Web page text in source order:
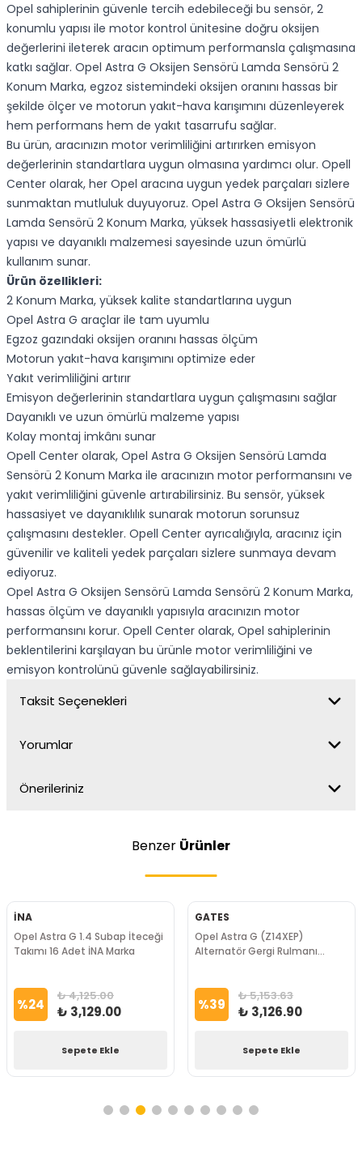
Opel sahiplerinin güvenle tercih edebileceği bu sensör, 2
konumlu yapısı ile motor kontrol ünitesine doğru oksijen
değerlerini ileterek aracın optimum performansla çalışmasına
katkı sağlar. Opel Astra G Oksijen Sensörü Lamda Sensörü 2
Konum Marka, egzoz sistemindeki oksijen oranını hassas bir
şekilde ölçer ve motorun yakıt-hava karışımını düzenleyerek
hem performans hem de yakıt tasarrufu sağlar.
Bu ürün, aracınızın motor verimliliğini artırırken emisyon
değerlerinin standartlara uygun olmasına yardımcı olur. Opell
Center olarak, her Opel aracına uygun yedek parçaları sizlere
sunmaktan mutluluk duyuyoruz. Opel Astra G Oksijen Sensörü
Lamda Sensörü 2 Konum Marka, yüksek hassasiyetli elektronik
yapısı ve dayanıklı malzemesi sayesinde uzun ömürlü
kullanım sunar.
Ürün özellikleri:
2 Konum Marka, yüksek kalite standartlarına uygun
Opel Astra G araçlar ile tam uyumlu
Egzoz gazındaki oksijen oranını hassas ölçüm
Motorun yakıt-hava karışımını optimize eder
Yakıt verimliliğini artırır
Emisyon değerlerinin standartlara uygun çalışmasını sağlar
Dayanıklı ve uzun ömürlü malzeme yapısı
Kolay montaj imkânı sunar
Opell Center olarak, Opel Astra G Oksijen Sensörü Lamda
Sensörü 2 Konum Marka ile aracınızın motor performansını ve
yakıt verimliliğini güvenle artırabilirsiniz. Bu sensör, yüksek
hassasiyet ve dayanıklılık sunarak motorun sorunsuz
çalışmasını destekler. Opell Center ayrıcalığıyla, aracınız için
güvenilir ve kaliteli yedek parçaları sizlere sunmaya devam
ediyoruz.
Opel Astra G Oksijen Sensörü Lamda Sensörü 2 Konum Marka,
hassas ölçüm ve dayanıklı yapısıyla aracınızın motor
performansını korur. Opell Center olarak, Opel sahiplerinin
beklentilerini karşılayan bu ürünle motor verimliliğini ve
emisyon kontrolünü güvenle sağlayabilirsiniz.
Taksit Seçenekleri
Yorumlar
Önerileriniz
Benzer Ürünler
İNA
Opel Astra G 1.4 Subap İteceği
Takımı 16 Adet İNA Marka
%24 ₺ 4,125.00
₺ 3,129.00
Sepete Ekle
GATES
Opel Astra G (Z14XEP)
Alternatör Gergi Rulmanı
%39 ₺ 5,153.63
₺ 3,126.90
Sepete Ekle